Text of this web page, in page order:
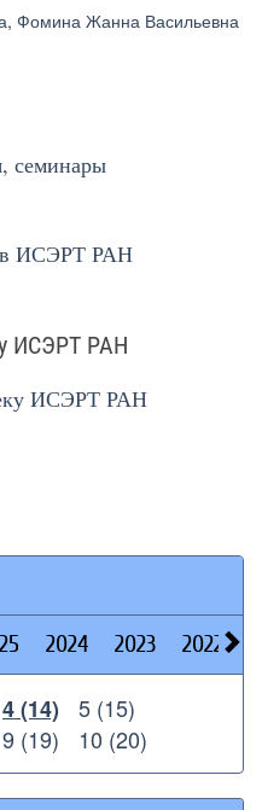
, Фомина Жанна Васильевна
семинары
ИСЭРТ РАН
ИСЭРТ РАН
ИСЭРТ РАН
2024 2023 2022
4 (14)
5 (15)
9 (19) 10 (20)